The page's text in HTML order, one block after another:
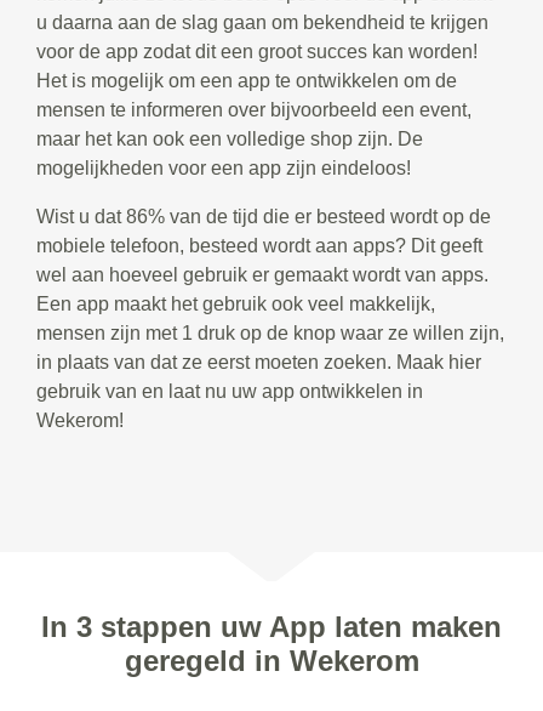
u daarna aan de slag gaan om bekendheid te krijgen
voor de app zodat dit een groot succes kan worden!
Het is mogelijk om een app te ontwikkelen om de
mensen te informeren over bijvoorbeeld een event,
maar het kan ook een volledige shop zijn. De
mogelijkheden voor een app zijn eindeloos!
Wist u dat 86% van de tijd die er besteed wordt op de
mobiele telefoon, besteed wordt aan apps? Dit geeft
wel aan hoeveel gebruik er gemaakt wordt van apps.
Een app maakt het gebruik ook veel makkelijk,
mensen zijn met 1 druk op de knop waar ze willen zijn,
in plaats van dat ze eerst moeten zoeken. Maak hier
gebruik van en laat nu uw app ontwikkelen in
Wekerom!
In 3 stappen uw App laten maken
geregeld in Wekerom